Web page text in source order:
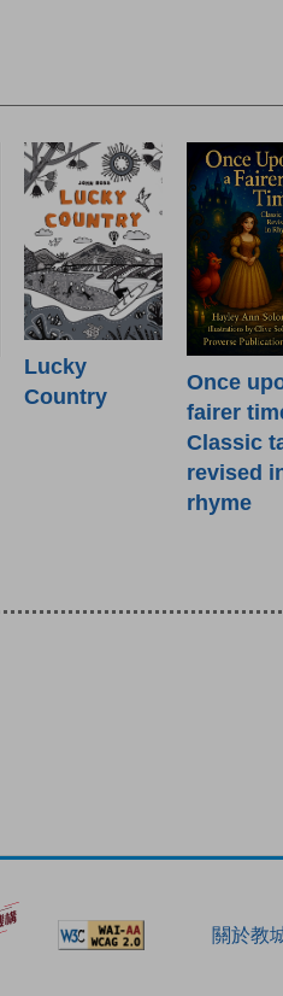
Lucky
Country
Once
fairer
Classic
revised
rhyme
關於教